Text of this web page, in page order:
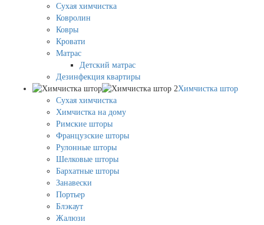
Сухая химчистка
Ковролин
Ковры
Кровати
Матрас
Детский матрас
Дезинфекция квартиры
Химчистка штор
Сухая химчистка
Химчистка на дому
Римские шторы
Французские шторы
Рулонные шторы
Шелковые шторы
Бархатные шторы
Занавески
Портьер
Блэкаут
Жалюзи